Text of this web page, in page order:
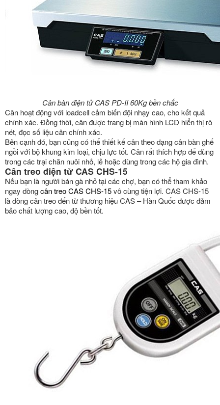
Cân bàn điện tử CAS PD-II 60Kg bền chắc
Cân hoạt động với loadcell cảm biến đội nhạy cao, cho kết quả
chính xác. Đồng thời, cân được trang bị màn hình LCD hiển thị rõ
nét, đọc số liệu cân chính xác.
Bên cạnh đó, bạn cũng có thể thiết kế cân theo dạng cân bàn ghế
ngồi với bộ khung kim loại, chịu lực tốt. Cân rất thích hợp để dùng
trong các trại chăn nuôi nhỏ, lẻ hoặc dùng trong các hộ gia đình.
Cân treo điện tử CAS CHS-15
Nếu bạn là người bán gà nhỏ tại các chợ, bạn có thể tham khảo
ngay dòngcân treo CAS CHS-15vô cùng tiện lợi. CAS CHS-15
là dòng cân treo đến từ thương hiệu CAS – Hàn Quốc được đảm
bảo chất lượng cao, độ bền tốt.